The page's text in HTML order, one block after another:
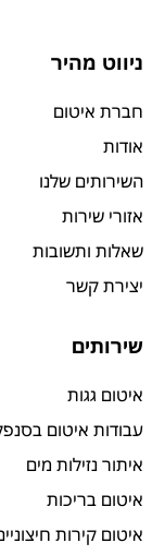
ניווט מהיר
חברת איטום
אודות
השירותים שלנו
אזורי שירות
שאלות ותשובות
יצירת קשר
שירותים
איטום גגות
עבודות איטום
איתור נזילות מים
איטום בריכות
איטום קירות